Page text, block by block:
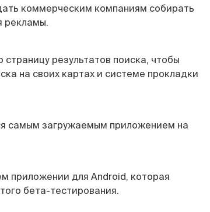
коммерческим компаниям собирать
рекламы.
результатов поиска, чтобы
на своих картах и системе прокладки
самым загружаемым приложением на
приложении для Android, которая
бета-тестирования.